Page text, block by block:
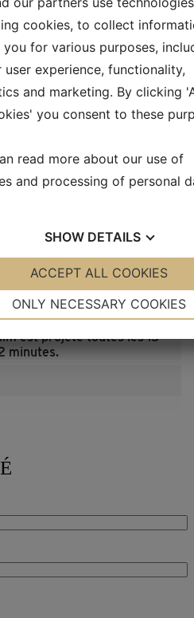
les histoires se
Dans le cinéma, nous
de la salle du roi de
a été achevée à Lejre Land
est projeté toutes les 15
minutes.
cookies, to collect
for various purposes,
user experience, functionality,
and marketing. By clicking
you consent to these
read more about our use of
and processing of personal
SHOW DETAILS
YES NO YES NO
MARKETING
ONLY NECESSARY COOKIES
ACCEPT ALL COOKIES